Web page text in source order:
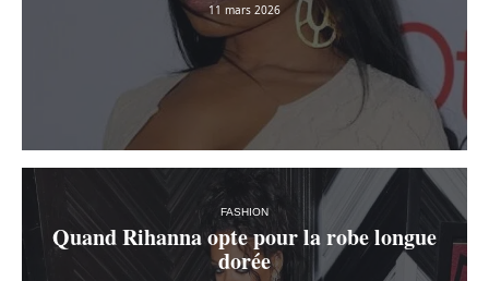
11 mars 2026
FASHION
Quand Rihanna opte pour la robe longue
dorée